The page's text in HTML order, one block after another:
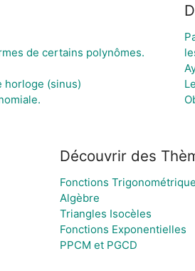
de certains polynômes.
horloge (sinus)
Découvrir des
Fonctions
Algèbre
Triangles Isocèles
Fonctions Exponentielles
PPCM et PGCD